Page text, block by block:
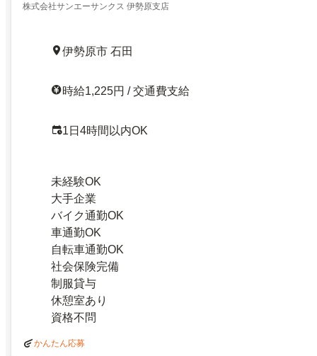
株式会社サンエーサンクス 伊勢原支店
伊勢原市 石田
時給1,225円 / 交通費支給
1日4時間以内OK
未経験OK
大手企業
バイク通勤OK
車通勤OK
自転車通勤OK
社会保険完備
制服貸与
休憩室あり
資格不問
かんたん応募